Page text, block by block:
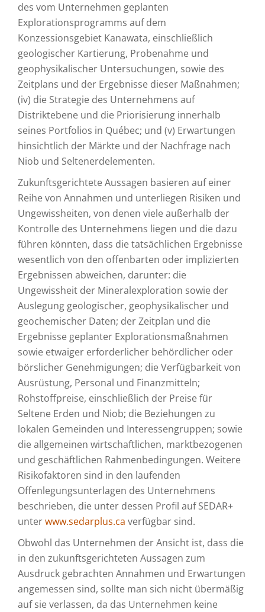
des vom Unternehmen geplanten
Explorationsprogramms auf dem
Konzessionsgebiet Kanawata, einschließlich
geologischer Kartierung, Probenahme und
geophysikalischer Untersuchungen, sowie des
Zeitplans und der Ergebnisse dieser Maßnahmen;
(iv) die Strategie des Unternehmens auf
Distriktebene und die Priorisierung innerhalb
seines Portfolios in Québec; und (v) Erwartungen
hinsichtlich der Märkte und der Nachfrage nach
Niob und Seltenerdelementen.
Zukunftsgerichtete Aussagen basieren auf einer
Reihe von Annahmen und unterliegen Risiken und
Ungewissheiten, von denen viele außerhalb der
Kontrolle des Unternehmens liegen und die dazu
führen könnten, dass die tatsächlichen Ergebnisse
wesentlich von den offenbarten oder implizierten
Ergebnissen abweichen, darunter: die
Ungewissheit der Mineralexploration sowie der
Auslegung geologischer, geophysikalischer und
geochemischer Daten; der Zeitplan und die
Ergebnisse geplanter Explorationsmaßnahmen
sowie etwaiger erforderlicher behördlicher oder
börslicher Genehmigungen; die Verfügbarkeit von
Ausrüstung, Personal und Finanzmitteln;
Rohstoffpreise, einschließlich der Preise für
Seltene Erden und Niob; die Beziehungen zu
lokalen Gemeinden und Interessengruppen; sowie
die allgemeinen wirtschaftlichen, marktbezogenen
und geschäftlichen Rahmenbedingungen. Weitere
Risikofaktoren sind in den laufenden
Offenlegungsunterlagen des Unternehmens
beschrieben, die unter dessen Profil auf SEDAR+
unterwww.sedarplus.ca verfügbar sind.
Obwohl das Unternehmen der Ansicht ist, dass die
in den zukunftsgerichteten Aussagen zum
Ausdruck gebrachten Annahmen und Erwartungen
angemessen sind, sollte man sich nicht übermäßig
auf sie verlassen, da das Unternehmen keine